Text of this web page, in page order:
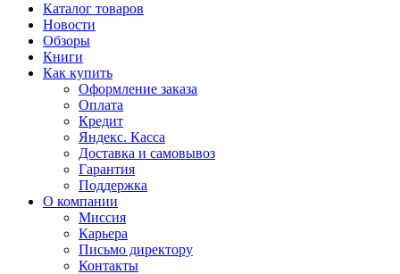
Каталог товаров
Новости
Обзоры
Книги
Как купить
Оформление заказа
Оплата
Кредит
Яндекс. Касса
Доставка и самовывоз
Гарантия
Поддержка
О компании
Миссия
Карьера
Письмо директору
Контакты